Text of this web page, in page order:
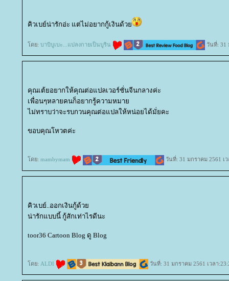
คิวเบย์น่ารักอ่ะ แต่ไม่อยากกู้เงินด้ว
ดย: บาบิบูเบะ...แปลงกายเป็นบูริน วันที่: 31
คุณเต้ยอยากให้คุณต่อแปลเวอร์ชั่นจีนกลางค่ะ
เพื่อนๆหลายคนก็อยากรู้ความหมา
ไม่ทราบว่าจะรบกวนคุณต่อแปลให้หน่อยได้มั่ยคะ
ขอบคุณโหวตค่ะ
ดย: mambymam วันที่: 31 มกราคม 2561 เ
คิวเบย์..ออกเงินกู้ด้ว
น่ารักแบบนี้ กู้สักเท่าไรดีนะ
toor36 Cartoon Blog ดู Blog
ดย: ALDI วันที่: 31 มกราคม 2561 เวลา